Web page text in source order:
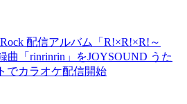
Rock 配信アルバム「R!×R!×R!～
曲「rinrinrin」をJOYSOUND うた
でカラオケ配信開始